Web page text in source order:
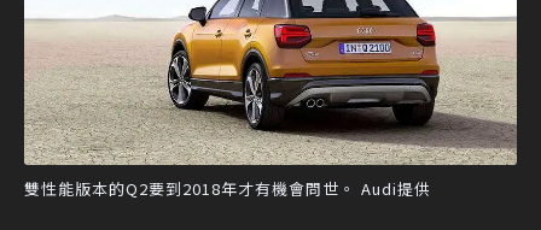
雙性能版本的Q2要到2018年才有機會問世。 Audi提供